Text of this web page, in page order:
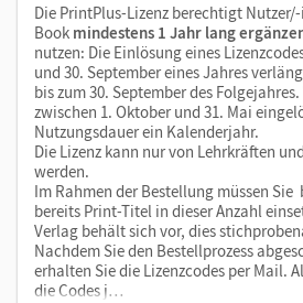
Die PrintPlus-Lizenz berechtigt
Book mindestens 1 Jahr lang
nutzen: Die Einlösung eines
und 30. September eines Jahres
bis zum 30. September des
zwischen 1. Oktober und 31. Mai
Nutzungsdauer ein Kalenderjahr.
Die Lizenz kann nur von Lehrkräften
werden.
Im Rahmen der Bestellung müssen Sie
bereits Print-Titel in dieser Anzahl
Verlag behält sich vor, dies
Nachdem Sie den Bestellprozess
erhalten Sie die Lizenzcodes per Mail.
die Codes j…